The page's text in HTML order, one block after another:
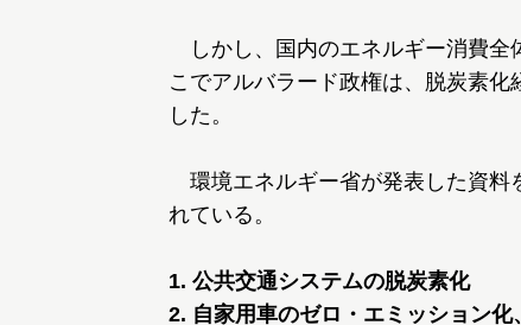
しかし、国内のエネルギー消費全
こでアルバラード政権は、脱炭素
した。
環境エネルギー省が発表した資料
れている。
1. 公共交通システムの脱炭素化
2. 自家用車のゼロ・エミッション